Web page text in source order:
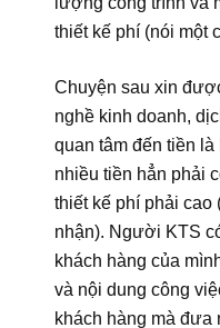
thiết kế phí (nói một
Chuyện sau xin
nghề kinh doanh,
quan tâm đến tiền
nhiều tiền hẳn phải
thiết kế phí phải cao
nhận). Người KTS
khách hàng của
và nội dung công
khách hàng mà